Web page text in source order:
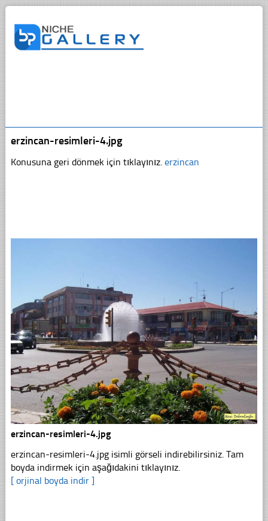
erzincan-resimleri-4.jpg
Konusuna geri dönmek için tıklayınız. erzincan
erzincan-resimleri-4.jpg
erzincan-resimleri-4.jpg isimli görseli indirebilirsiniz. Tam
boyda indirmek için aşağıdakini tıklayınız.
[ orjinal boyda indir ]